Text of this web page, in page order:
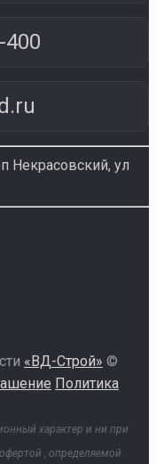
400
Некрасовский, ул
«ВД-Строй» ©
Политика
характер и ни при
, определяемой